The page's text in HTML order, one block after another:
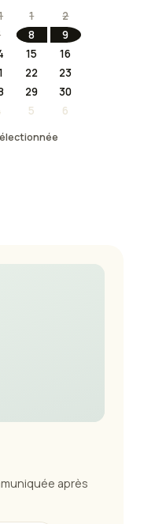
1
2
8
9
15
16
22
23
29
30
5 6
après